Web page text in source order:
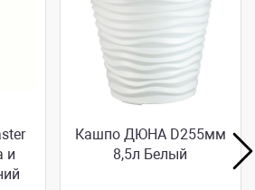
и
Кашпо ДЮНА D255мм
8,5л Белый